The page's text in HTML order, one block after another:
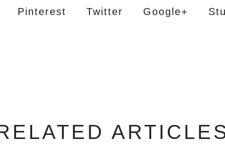
Pinterest Twitter Google+